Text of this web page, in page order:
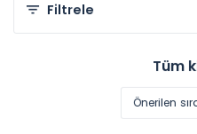
Filtrele
Sosyal ve Beşeri Bilimler
Konulara Göre
Tüm
Önerilen